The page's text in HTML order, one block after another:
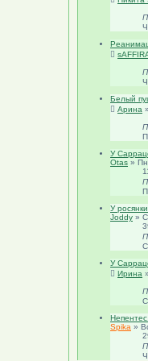
Белый
Арина »
У
Otas »
У
Joddy »
У
Ирина »
Spika »